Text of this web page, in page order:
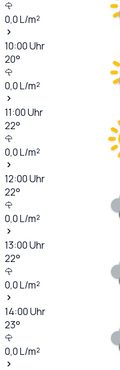
0,0L/m²
10:00Uhr
20°
0,0L/m²
11:00Uhr
22°
0,0L/m²
12:00Uhr
22°
0,0L/m²
13:00Uhr
22°
0,0L/m²
14:00Uhr
23°
0,0L/m²